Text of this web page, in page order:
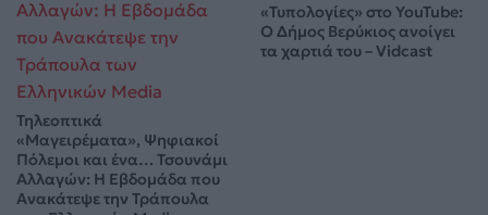
Τηλεοπτικά
«Μαγειρέματα», Ψηφιακοί
Πόλεμοι και ένα… Τσουνάμι
Αλλαγών: Η Εβδομάδα που
Ανακάτεψε την Τράπουλα
«Τυπολογίες» στο YouTube:
Ο Δήμος Βερύκιος ανοίγει
τα χαρτιά του – Vidcast